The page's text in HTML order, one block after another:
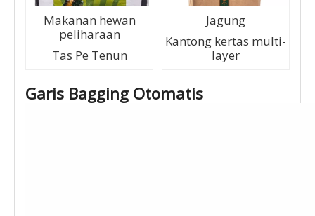
Makanan hewan
peliharaan
Tas Pe Tenun
Jagung
Kantong kertas multi-
layer
Garis Bagging Otomatis